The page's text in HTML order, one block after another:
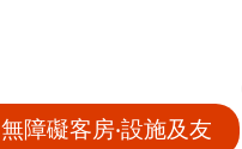
無障礙客房‧設施及友